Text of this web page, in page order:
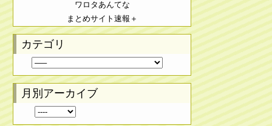
ワロタあんてな
まとめサイト速報＋
カテゴリ
月別アーカイブ